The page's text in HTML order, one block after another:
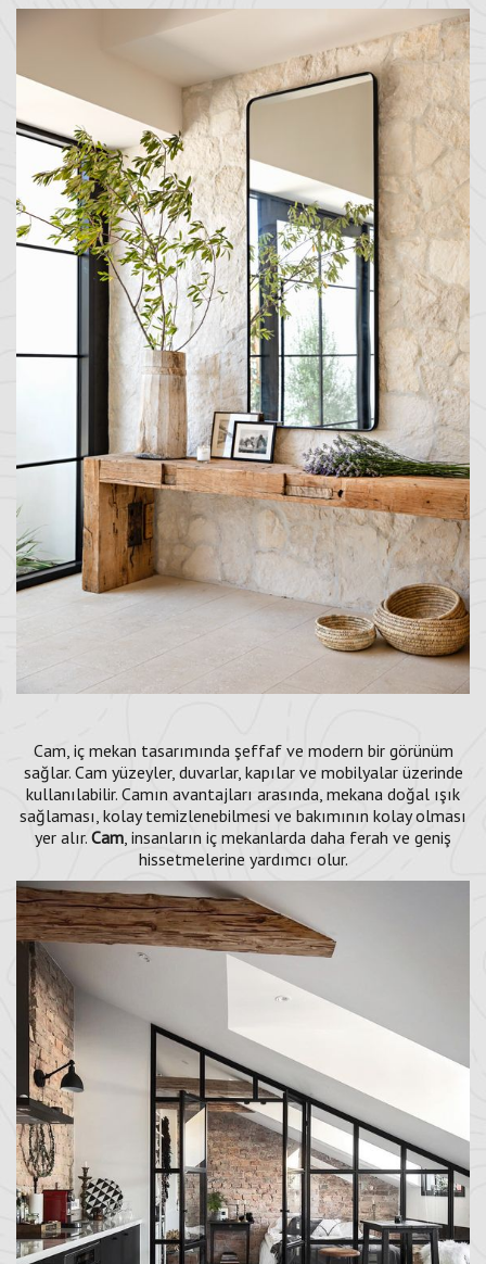
Cam, iç mekan tasarımında şeffaf ve modern bir görünüm
sağlar. Cam yüzeyler, duvarlar, kapılar ve mobilyalar üzerinde
kullanılabilir. Camın avantajları arasında, mekana doğal ışık
sağlaması, kolay temizlenebilmesi ve bakımının kolay olması
yer alır. Cam , insanların iç mekanlarda daha ferah ve geniş
hissetmelerine yardımcı olur.